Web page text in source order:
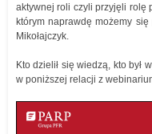
aktywnej roli czyli przyjęli rolę
którym naprawdę możemy
Mikołajczyk.
Kto dzielił się wiedzą, kto był
w poniższej relacji z